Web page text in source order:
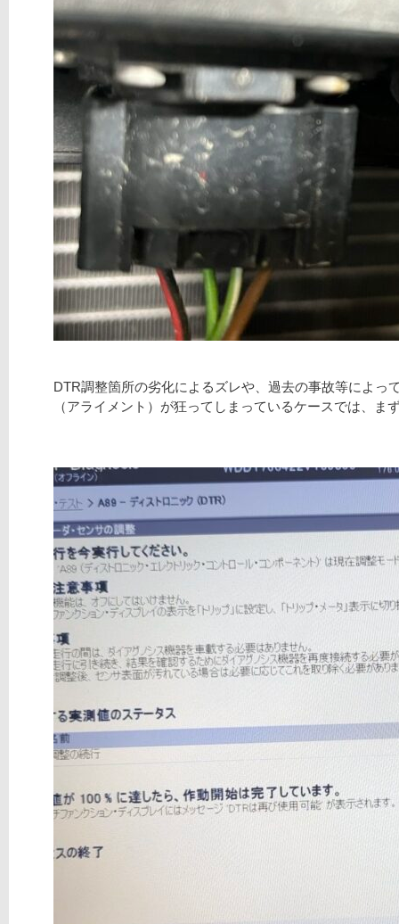
DTR調整箇所の劣化によるズレや、過去の事故等によ
（アライメント）が狂ってしまっているケースでは、ま